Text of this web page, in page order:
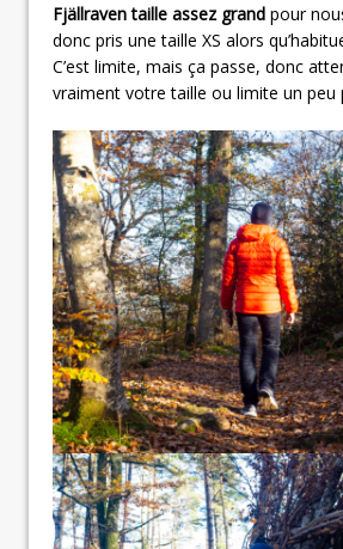
Fjällraven taille assez grand pour
donc pris une taille XS alors
C’est limite, mais ça passe, donc
vraiment votre taille ou limite un peu